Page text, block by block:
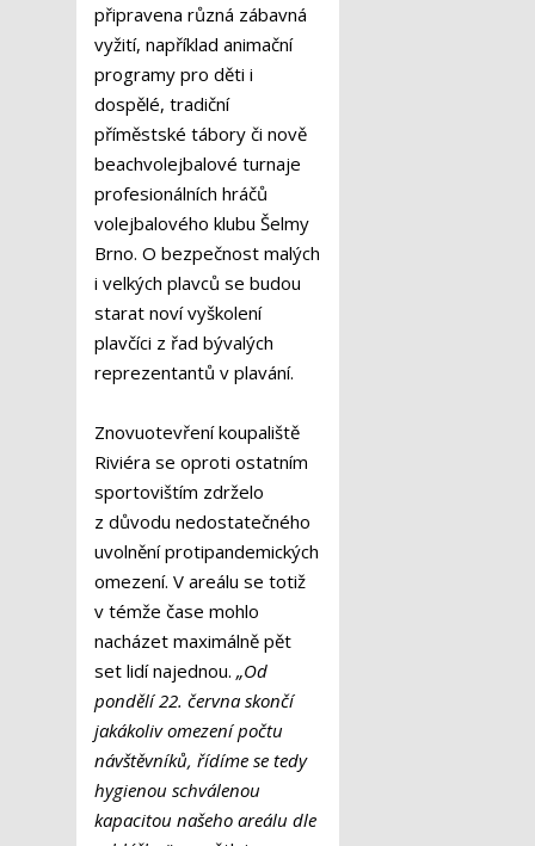
připravena různá zábavná
vyžití, například animační
programy pro děti i
dospělé, tradiční
příměstské tábory či nově
beachvolejbalové turnaje
profesionálních hráčů
volejbalového klubu Šelmy
Brno. O bezpečnost malých
i velkých plavců se budou
starat noví vyškolení
plavčíci z řad bývalých
reprezentantů v plavání.
Znovuotevření koupaliště
Riviéra se oproti ostatním
sportovištím zdrželo
z důvodu nedostatečného
uvolnění protipandemických
omezení. V areálu se totiž
v témže čase mohlo
nacházet maximálně pět
set lidí najednou. „Od
pondělí 22. června skončí
jakákoliv omezení počtu
návštěvníků, řídíme se tedy
hygienou schválenou
kapacitou našeho areálu dle